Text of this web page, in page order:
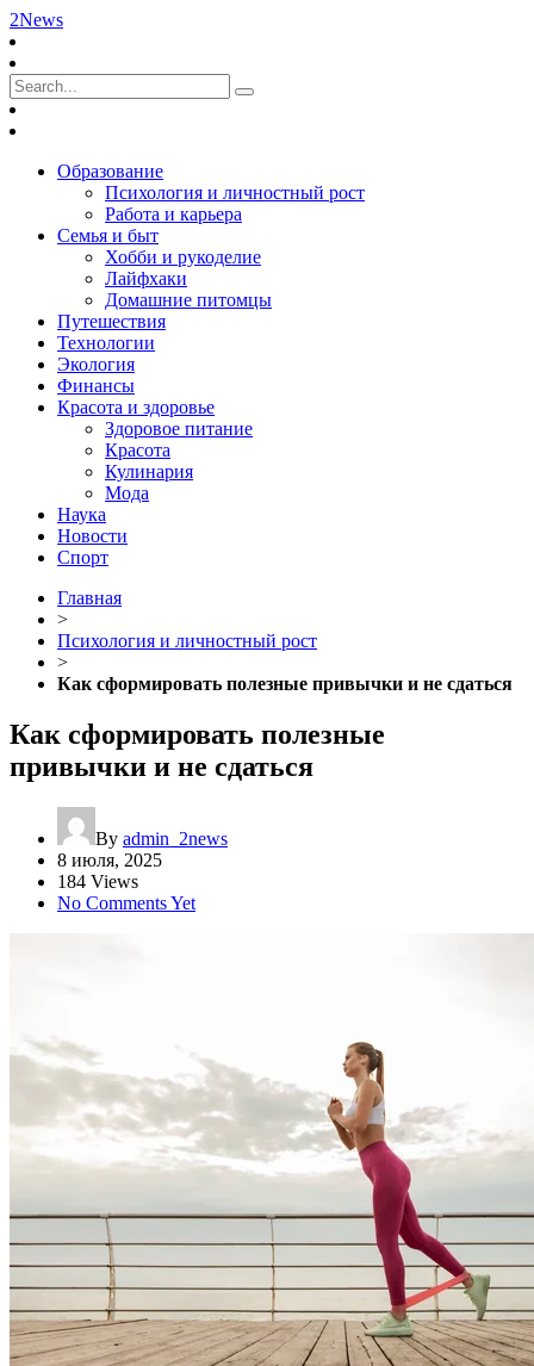
2News
Образование
Психология и личностный рост
Работа и карьера
Семья и быт
Хобби и рукоделие
Лайфхаки
Домашние питомцы
Путешествия
Технологии
Экология
Финансы
Красота и здоровье
Здоровое питание
Красота
Кулинария
Мода
Наука
Новости
Спорт
Главная
>
Психология и личностный рост
>
Как сформировать полезные привычки и не сдаться
Как сформировать полезные
привычки и не сдаться
By admin_2news
8 июля, 2025
184 Views
No Comments Yet